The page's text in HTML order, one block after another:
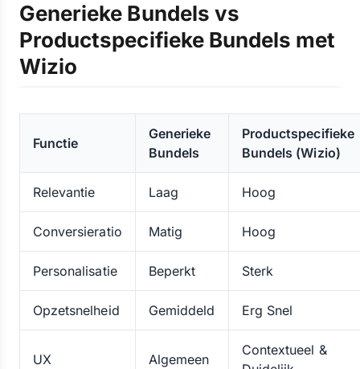
Generieke Bundels vs
Productspecifieke Bundels met
Wizio
Functie
Generieke
Bundels
Productspecifieke
Bundels (Wizio)
Relevantie Laag Hoog
Conversieratio Matig Hoog
Personalisatie Beperkt Sterk
Opzetsnelheid Gemiddeld Erg Snel
UX Algemeen
Contextueel &